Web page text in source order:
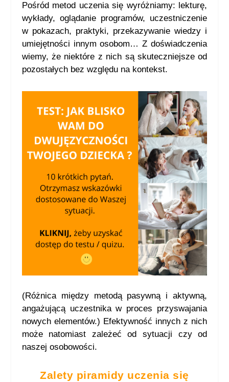
Pośród metod uczenia się wyróżniamy: lekturę,
wykłady, oglądanie programów, uczestniczenie
w pokazach, praktyki, przekazywanie wiedzy i
umiejętności innym osobom… Z doświadczenia
wiemy, że niektóre z nich są skuteczniejsze od
pozostałych bez względu na kontekst.
(Różnica między metodą pasywną i aktywną,
angażującą uczestnika w proces przyswajania
nowych elementów.) Efektywność innych z nich
może natomiast zależeć od sytuacji czy od
naszej osobowości.
Zalety piramidy uczenia się